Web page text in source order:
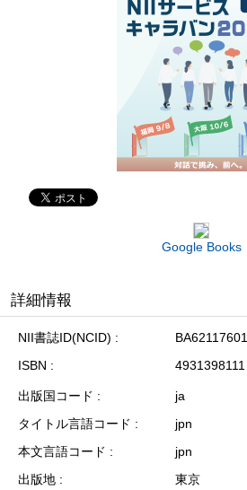
Google Books
詳細情報
NII書誌ID(NCID)
BA62117601
ISBN
4931398111
出版国コード
ja
タイトル言語コード
jpn
本文言語コード
jpn
出版地
東京